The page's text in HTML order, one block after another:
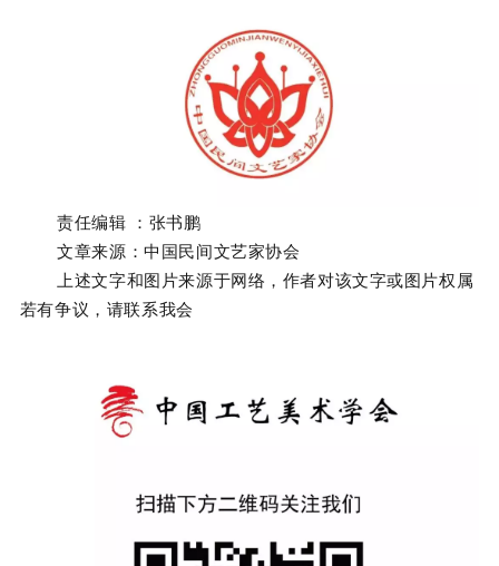
责任编辑 ：张书鹏
文章来源：中国民间文艺家协会
上述文字和图片来源于网络，作者对该文字或图片权属
若有争议，请联系我会